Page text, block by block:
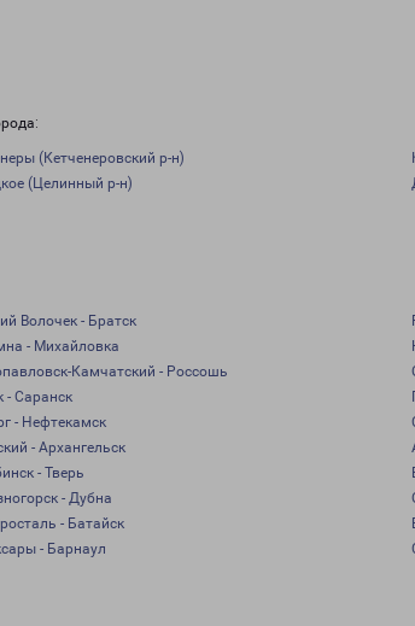
(Кетченеровский р-н)
(Целинный р-н)
Волочек - Братск
- Михайловка
Камчатский - Россошь
- Саранск
- Нефтекамск
- Архангельск
- Тверь
- Дубна
- Батайск
- Барнаул